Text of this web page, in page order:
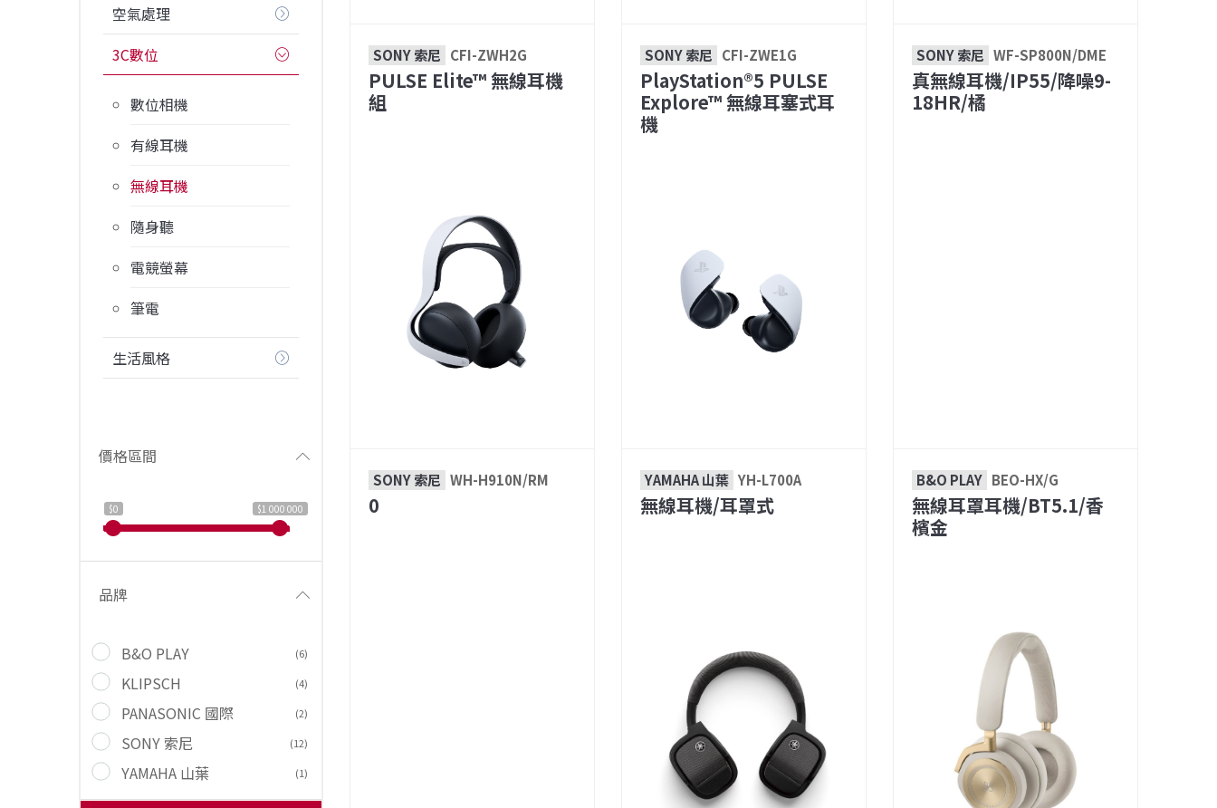
空氣處理
3C數位
數位相機
有線耳機
無線耳機
隨身聽
電競螢幕
筆電
生活風格
價格區間
$0 $1 000 000
品牌
B&O PLAY (6)
KLIPSCH (4)
PANASONIC 國際 (2)
SONY 索尼 (12)
YAMAHA 山葉 (1)
SONY 索尼 CFI-ZWH2G
PULSE Elite™ 無線耳機
組
SONY 索尼 CFI-ZWE1G
PlayStation®5 PULSE
Explore™ 無線耳塞式耳
機
SONY 索尼 WF-SP800N/DME
真無線耳機/IP55/降噪9-
18HR/橘
SONY 索尼 WH-H910N/RM
0
YAMAHA 山葉 YH-L700A
無線耳機/耳罩式
B&O PLAY BEO-HX/G
無線耳罩耳機/BT5.1/香
檳金